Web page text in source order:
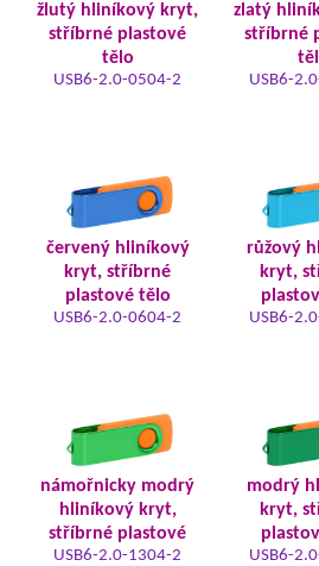
žlutý hliníkový kryt,
stříbrné plastové
tělo
USB6-2.0-0504-2
zlatý
stříbrné
USB6-
červený hliníkový
kryt, stříbrné
plastové tělo
USB6-2.0-0604-2
růžový
kryt,
USB6-
námořnicky modrý
hliníkový kryt,
stříbrné plastové
USB6-2.0-1304-2
modrý
kryt,
USB6-